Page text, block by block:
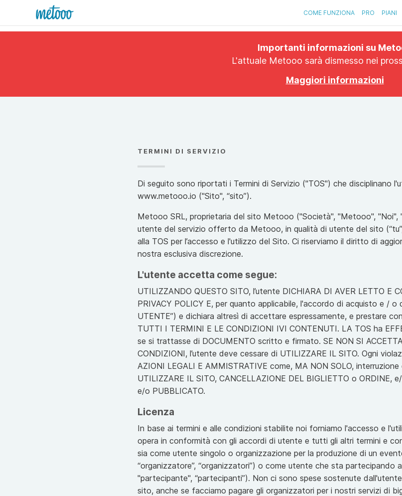
COME FUNZIONA PRO PIANI
Importanti informazioni su
L'attuale Metooo sarà dismesso nei
Maggiori informazioni
TERMINI DI SERVIZIO
Di seguito sono riportati i Termini di Servizio ("TOS") che disciplinano
www.metooo.io ("Sito", “sito”).
Metooo SRL, proprietaria del sito Metooo ("Società", "Metooo",
utente del servizio offerto da Metooo, in qualità di utente del sito
alla TOS per l’accesso e l'utilizzo del Sito. Ci riserviamo il diritto di
nostra esclusiva discrezione.
L'utente accetta come segue:
UTILIZZANDO QUESTO SITO, l’utente DICHIARA DI AVER LETTO E
PRIVACY POLICY E, per quanto applicabile, l'accordo di acquisto e / o
UTENTE”) e dichiara altresì di accettare espressamente, e prestare
TUTTI I TERMINI E LE CONDIZIONI IVI CONTENUTI. LA TOS ha
se si trattasse di DOCUMENTO scritto e firmato. SE NON SI
CONDIZIONI, l’utente deve cessare di UTILIZZARE IL SITO. Ogni
AZIONI LEGALI E AMMISTRATIVE come, MA NON SOLO, interruzione
UTILIZZARE IL SITO, CANCELLAZIONE DEL BIGLIETTO o ORDINE,
e/o PUBBLICATO.
Licenza
In base ai termini e alle condizioni stabilite noi forniamo l'accesso e
opera in conformità con gli accordi di utente e tutti gli altri termini e
sia come utente singolo o organizzazione per la produzione di un
“organizzatore”, “organizzatori”) o come utente che sta partecipando
"partecipante", “partecipanti”). Non ci sono spese sostenute
sito, anche se facciamo pagare gli organizzatori per i nostri servizi di